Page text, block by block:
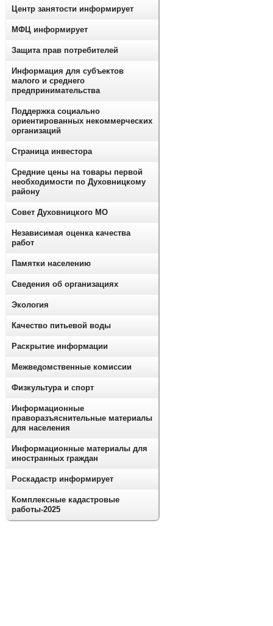
Центр занятости информирует
МФЦ информирует
Защита прав потребителей
Информация для субъектов
малого и среднего
предпринимательства
Поддержка социально
ориентированных некоммерческих
организаций
Страница инвестора
Средние цены на товары первой
необходимости по Духовницкому
району
Совет Духовницкого МО
Независимая оценка качества
работ
Памятки населению
Сведения об организациях
Экология
Качество питьевой воды
Раскрытие информации
Межведомственные комиссии
Физкультура и спорт
Информационные
праворазъяснительные материалы
для населения
Информационные материалы для
иностранных граждан
Роскадастр информирует
Комплексные кадастровые
работы-2025